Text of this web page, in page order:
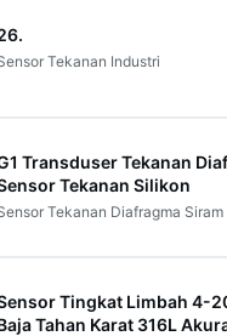
Tekanan Industri
Tekanan Diafragma Rata
Tekanan Silikon
Tekanan Diafragma Siram
Tingkat Limbah 4-
Tahan Karat 316L